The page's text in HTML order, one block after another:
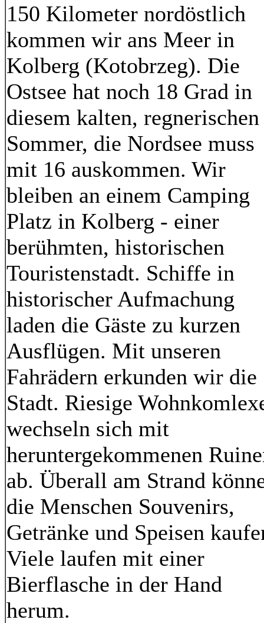
150 Kilometer nordöstlich
kommen wir ans Meer in
Kolberg (Kotobrzeg). Die
Ostsee hat noch 18 Grad in
diesem kalten, regnerischen
Sommer, die Nordsee muss
mit 16 auskommen. Wir
bleiben an einem Camping
Platz in Kolberg - einer
berühmten, historischen
Touristenstadt. Schiffe in
historischer Aufmachung
laden die Gäste zu kurzen
Ausflügen. Mit unseren
Fahrädern erkunden wir die
Stadt. Riesige
wechseln sich mit
heruntergekommenen
ab. Überall am Strand
die Menschen Souvenirs,
Getränke und Speisen
Viele laufen mit einer
Bierflasche in der Hand
herum.